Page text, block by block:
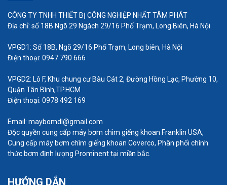
Lịch bảo dưỡng máy bơm giếng
khoan
quan trọng trong việc duy trì hiệu suất và tuổi thọ
không chỉ giúp máy bơm hoạt động ổn định mà
còn giúp người sử dụng tiết kiệm chi phí sửa chữa
CÔNG TY TNHH THIẾT BỊ CÔNG NGHIỆP NHẤT TÂM PHÁT
Địa chỉ: số 18B Ngõ 29 Ngách 29/16 Phố Trạm, Long Biên, Hà Nội
VPGD1: Số 18B, Ngõ 29/16 Phố Trạm, Long biên, Hà Nội
Điện thoại: 0947 790 666
VPGD2: Lô F, Khu chung cư Bàu Cát 2, Đường Hồng Lạc, Phường 10,
Quận Tân Bình,TP.HCM
Điện thoại: 0978 492 169
Email: maybomdl@gmail.com
Độc quyền cung cấp máy bơm chìm giếng khoan Franklin USA,
Cung cấp máy bơm chìm giếng khoan Coverco, Phân phối chính
thức bơm định lượng Prominent tại miền bắc.
HƯỚNG DẪN